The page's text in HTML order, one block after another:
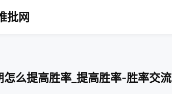
批网
么提高胜率_提高胜率-胜率交流